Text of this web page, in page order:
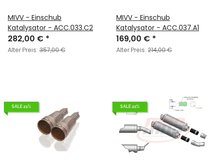
MIVV - Einschub
Katalysator - ACC.033.C2
282,00 € *
Alter Preis: 357,00 €
MIVV - Einschub
Katalysator - ACC.037.A1
169,00 € *
Alter Preis: 214,00 €
SALE 21% SALE 21%